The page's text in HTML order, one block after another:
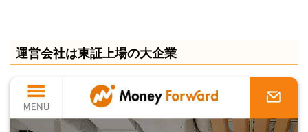
運営会社は東証上場の大企業